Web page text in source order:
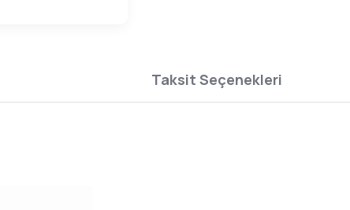
Taksit Seçenekleri